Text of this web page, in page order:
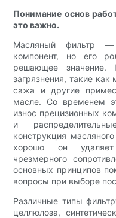
Понимание основ
это важно.
Масляный фильтр
компонент, но его
решающее значение.
загрязнения, такие как
сажа и другие
масле. Со временем
износ прецизионных
и
конструкция
хорошо он
чрезмерного
основных принципов
вопросы при выборе
Различные типы
целлюлоза,